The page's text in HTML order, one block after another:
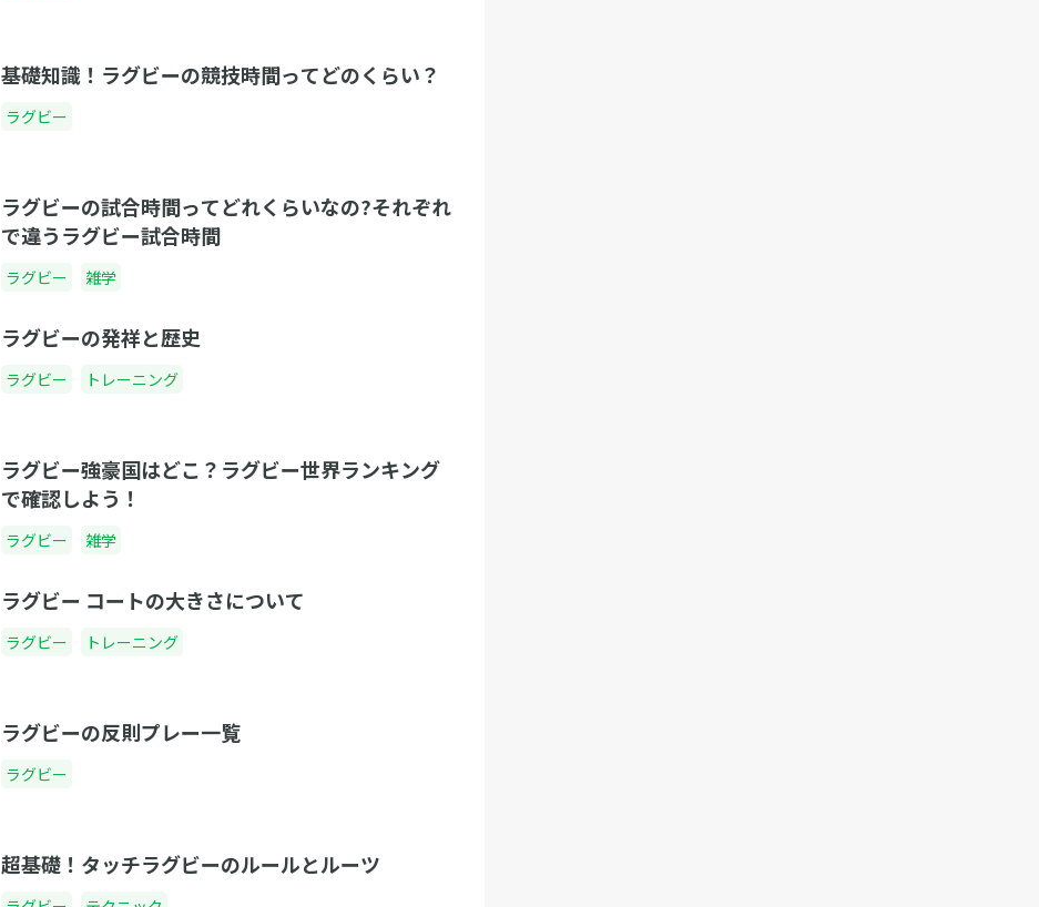
基礎知識！ラグビーの競技時間ってどのくらい？
ラグビー
ラグビーの試合時間ってどれくらいなの?それぞれ
で違うラグビー試合時間
ラグビー 雑学
ラグビーの発祥と歴史
ラグビー トレーニング
ラグビー強豪国はどこ？ラグビー世界ランキング
で確認しよう！
ラグビー 雑学
ラグビー コートの大きさについて
ラグビー トレーニング
ラグビーの反則プレー一覧
ラグビー
超基礎！タッチラグビーのルールとルーツ